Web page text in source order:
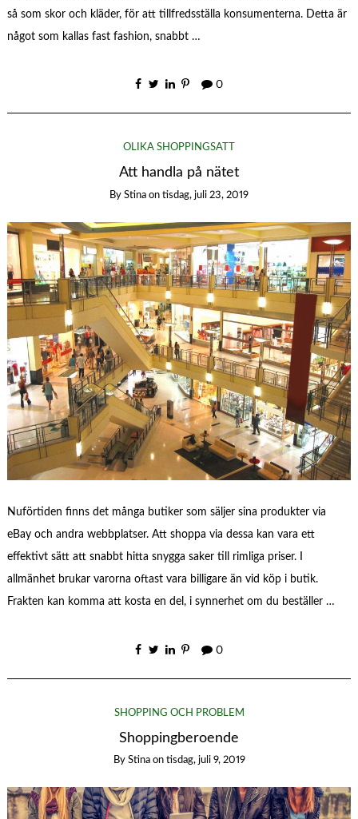
så som skor och kläder, för att tillfredsställa konsumenterna. Detta är
något som kallas fast fashion, snabbt …
0
OLIKA SHOPPINGSÄTT
Att handla på nätet
By Stina on tisdag, juli 23, 2019
Nuförtiden finns det många butiker som säljer sina produkter via
eBay och andra webbplatser. Att shoppa via dessa kan vara ett
effektivt sätt att snabbt hitta snygga saker till rimliga priser. I
allmänhet brukar varorna oftast vara billigare än vid köp i butik.
Frakten kan komma att kosta en del, i synnerhet om du beställer …
0
SHOPPING OCH PROBLEM
Shoppingberoende
By Stina on tisdag, juli 9, 2019